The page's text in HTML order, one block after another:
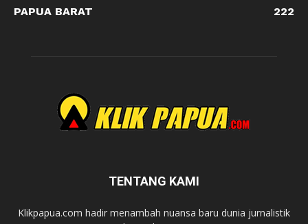
PAPUA BARAT
222
TENTANG KAMI
Klikpapua.com hadir menambah nuansa baru dunia jurnalistik